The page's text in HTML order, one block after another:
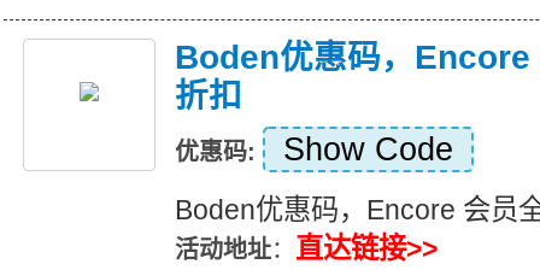
Boden优惠码，Encore
折扣
优惠码: Show Code
Boden优惠码，Encore 会员
活动地址： 直达链接>>